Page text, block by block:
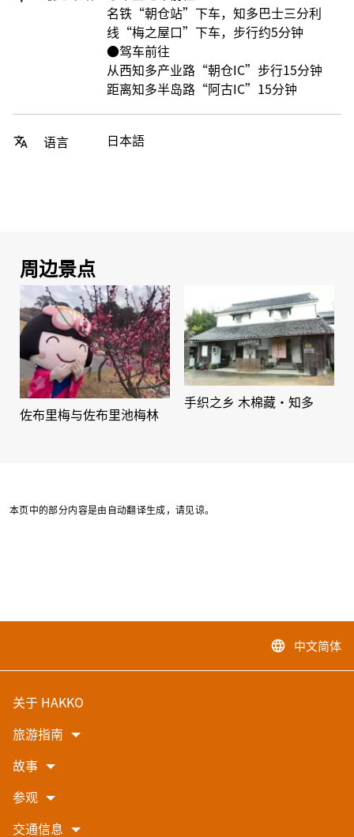
名铁“朝仓站”下车，知多巴士三分利
线“梅之屋口”下车，步行约5分钟
●驾车前往
从西知多产业路“朝仓IC”步行15分钟
距离知多半岛路“阿古IC”15分钟
语言 日本語
周边景点
佐布里梅与佐布里池梅林
手织之乡 木棉藏・知多
本页中的部分内容是由自动翻译生成，请见谅。
language 中文简体
关于 HAKKO
旅游指南
故事
参观
交通信息